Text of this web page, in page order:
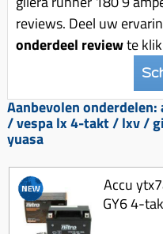
Voor tandwielen
Zuigers
Origineel
Tomos opvoeren (kits)
Koppeling compleet
Ketting / tandwiel
Koeling (delen)
Kickstart (delen)
reviews. Deel uw
onderdeel reviewte
Aanbevolen
/ vespa lx 4-takt / lxv /
yuasa
Accu
GY6 4-